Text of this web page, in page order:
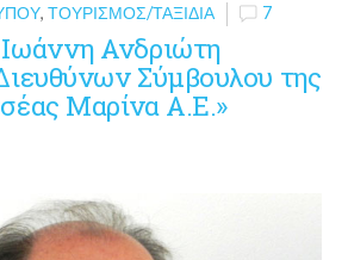
,ΤΟΥΡΙΣΜΌΣ/ΤΑΞΊΔΙΑ 7
Ανδριώτη
Σύμβουλου της
Μαρίνα Α.Ε.»